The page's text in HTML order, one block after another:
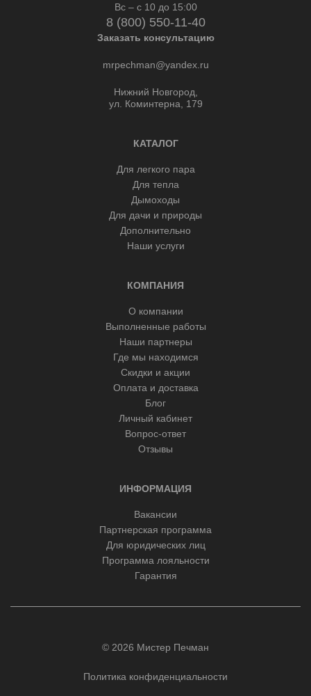
Вс – с 10 до 15:00
8 (800) 550-11-40
Заказать консультацию
mrpechman@yandex.ru
Нижний Новгород,
ул. Коминтерна, 179
КАТАЛОГ
Для легкого пара
Для тепла
Дымоходы
Для дачи и природы
Дополнительно
Наши услуги
КОМПАНИЯ
О компании
Выполненные работы
Наши партнеры
Где мы находимся
Скидки и акции
Оплата и доставка
Блог
Личный кабинет
Вопрос-ответ
Отзывы
ИНФОРМАЦИЯ
Вакансии
Партнерская программа
Для юридических лиц
Программа лояльности
Гарантия
© 2026 Мистер Печман
Политика конфиденциальности